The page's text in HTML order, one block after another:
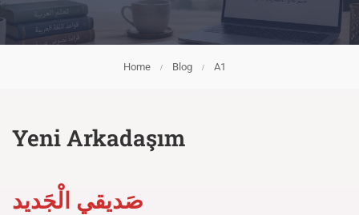
Home Blog A1
Yeni Arkadaşım
صَديقي الْجَديد